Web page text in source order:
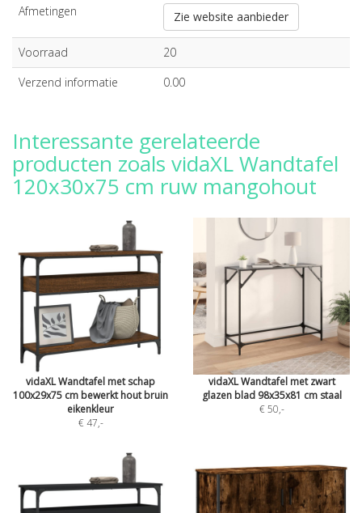
Afmetingen
Zie website aanbieder
Voorraad
20
Verzend informatie
0.00
Interessante gerelateerde
producten zoals vidaXL Wandtafel
120x30x75 cm ruw mangohout
vidaXL Wandtafel met schap
100x29x75 cm bewerkt hout bruin
eikenkleur
€ 47,-
vidaXL Wandtafel met zwart
glazen blad 98x35x81 cm staal
€ 50,-